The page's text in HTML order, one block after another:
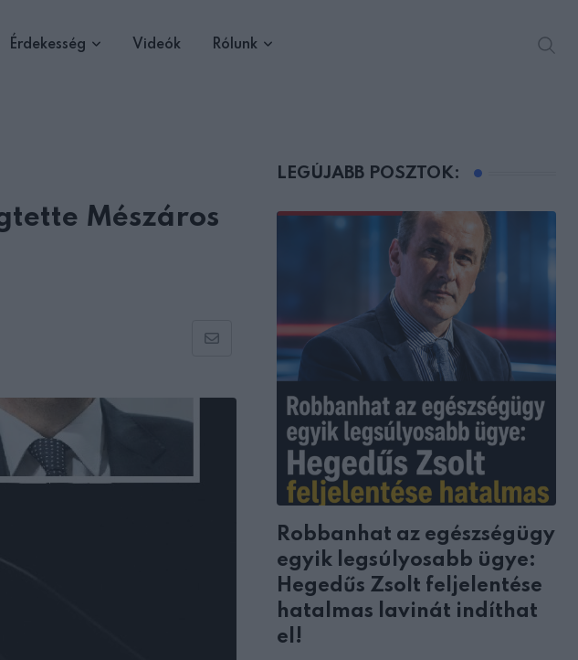
Érdekesség Videók Rólunk
Mészáros
Share
Email
LEGÚJABB POSZTOK:
Robbanhat az egészségügy
egyik legsúlyosabb ügye:
Hegedűs Zsolt feljelentése
hatalmas lavinát indíthat
el!